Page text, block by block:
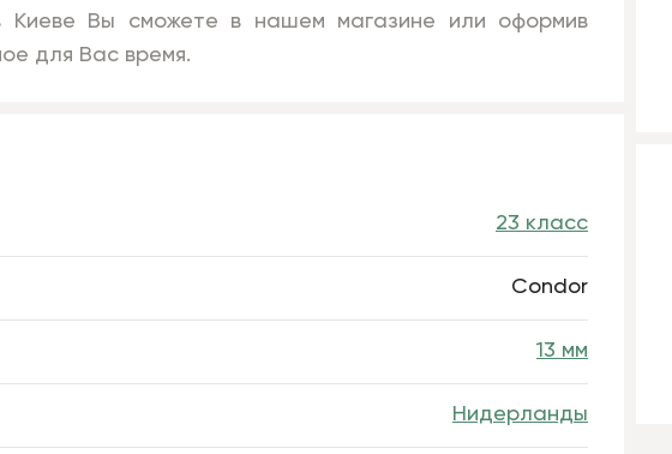
Вы сможете в нашем магазине или оформив
для Вас время.
23 класс
Condor
13 мм
Нидерланды